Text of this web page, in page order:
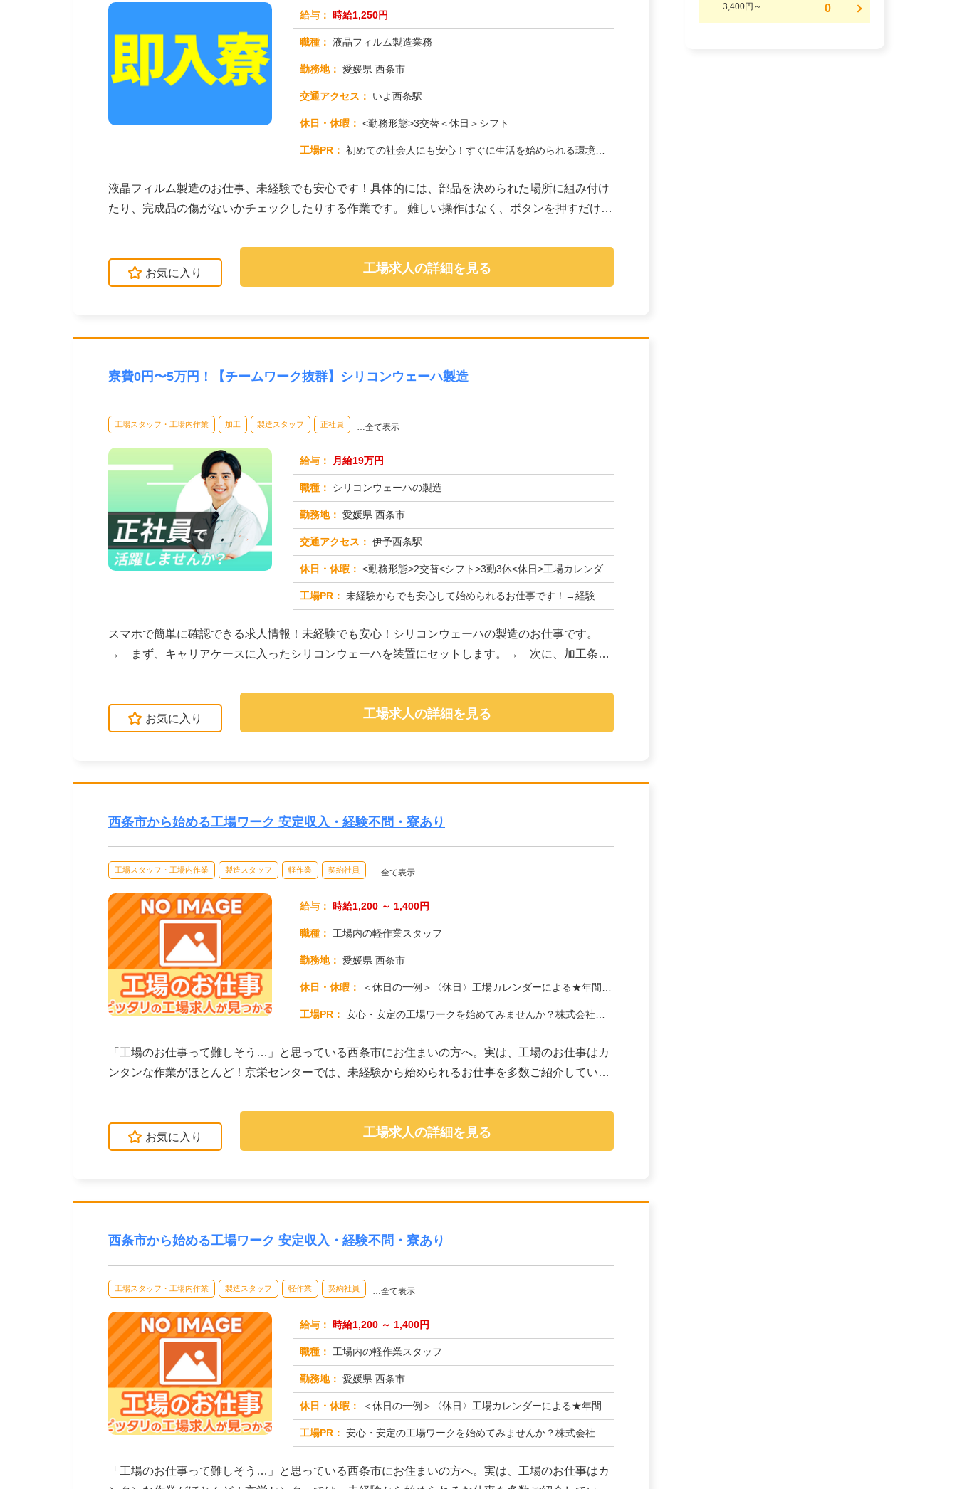
給与： 時給1,250円
職種： 液晶フィルム製造業務
勤務地： 愛媛県 西条市
交通アクセス： いよ西条駅
休日・休暇： <勤務形態>3交替＜休日＞シフト
工場PR： 初めての社会人にも安心！すぐに生活を始められる環境が整っています。→家具付き寮が用意され、入寮手続きもスムーズ。鞄...
液晶フィルム製造のお仕事、未経験でも安心です！具体的には、部品を決められた場所に組み付け
たり、完成品の傷がないかチェックしたりする作業です。 難しい操作はなく、ボタンを押すだけの
お気に入り 工場求人の詳細を見る
寮費0円〜5万円！【チームワーク抜群】シリコンウェーハ製造
工場スタッフ・工場内作業 加工 製造スタッフ 正社員 …全て表示
給与： 月給19万円
職種： シリコンウェーハの製造
勤務地： 愛媛県 西条市
交通アクセス： 伊予西条駅
休日・休暇： <勤務形態>2交替<シフト>3勤3休<休日>工場カレンダーによる
工場PR： 未経験からでも安心して始められるお仕事です！→経験・学歴・スキルは一切問いません。未経験者や元期間工の方も多数活躍...
スマホで簡単に確認できる求人情報！未経験でも安心！シリコンウェーハの製造のお仕事です。
→ まず、キャリアケースに入ったシリコンウェーハを装置にセットします。→ 次に、加工条件
お気に入り 工場求人の詳細を見る
西条市から始める工場ワーク 安定収入・経験不問・寮あり
工場スタッフ・工場内作業 製造スタッフ 軽作業 契約社員 …全て表示
給与： 時給1,200 ～ 1,400円
職種： 工場内の軽作業スタッフ
勤務地： 愛媛県 西条市
休日・休暇： ＜休日の一例＞〈休日〉工場カレンダーによる★年間休日120日以上のお仕事もあり（配属先による）★有給休暇あり※配属...
工場PR： 安心・安定の工場ワークを始めてみませんか？株式会社京栄センターが選ばれる理由はこちら！【理由①】手厚いサポート体制...
「工場のお仕事って難しそう…」と思っている西条市にお住まいの方へ。実は、工場のお仕事はカ
ンタンな作業がほとんど！京栄センターでは、未経験から始められるお仕事を多数ご紹介していま
お気に入り 工場求人の詳細を見る
西条市から始める工場ワーク 安定収入・経験不問・寮あり
工場スタッフ・工場内作業 製造スタッフ 軽作業 契約社員 …全て表示
給与： 時給1,200 ～ 1,400円
職種： 工場内の軽作業スタッフ
勤務地： 愛媛県 西条市
休日・休暇： ＜休日の一例＞〈休日〉工場カレンダーによる★年間休日120日以上のお仕事もあり（配属先による）★有給休暇あり※配属...
工場PR： 安心・安定の工場ワークを始めてみませんか？株式会社京栄センターが選ばれる理由はこちら！【理由①】手厚いサポート体制...
「工場のお仕事って難しそう…」と思っている西条市にお住まいの方へ。実は、工場のお仕事はカ
3,400円～ 0